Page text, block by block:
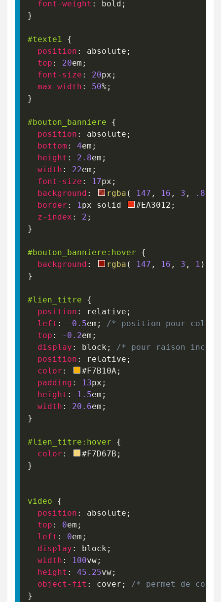
font-weight : bold ;
}
#texte1
{
position : absolute ;
top : 20em ;
font-size : 20px ;
max-width : 50%;
}
#bouton_banniere
{
position : absolute ;
bottom : 4em ;
height : 2.8em ;
width : 22em ;
font-size : 17px ;
background : rgba ( 147 , 16 , 3 , .80
border : 1 px solid #EA3012 ;
z-index : 2 ;
}
#bouton_banniere :hover
{
background : rgba ( 147 , 16 , 3 , 1 )
}
#lien_titre
{
position : relative ;
left : -0.5em ;
/* position pour coller
top : -0.2em ;
display : block ;
/* pour raison
position : relative ;
color : #F7B10A ;
padding : 13px ;
height : 1.5em ;
width : 20.6em ;
}
#lien_titre :hover
{
color : #F7D67B ;
}
video
{
position : absolute ;
top : 0em ;
left : 0em ;
display : block ;
width : 100vw;
height : 45.25vw;
object-fit : cover ;
/* permet de
}